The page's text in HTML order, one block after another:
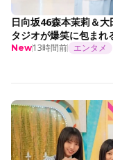
日向坂46森本茉莉＆
タジオが爆笑に包まれ
New13時間前 エンタメ